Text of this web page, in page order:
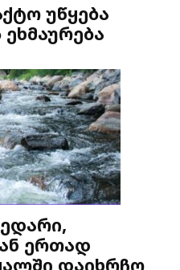
უწყება
ეხმაურება
ერთად
დაიხრჩო